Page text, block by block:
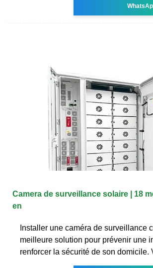
Camera de surveillance solaire | 18
en
Installer une caméra de surveillance
meilleure solution pour prévenir une
renforcer la sécurité de son domicile.